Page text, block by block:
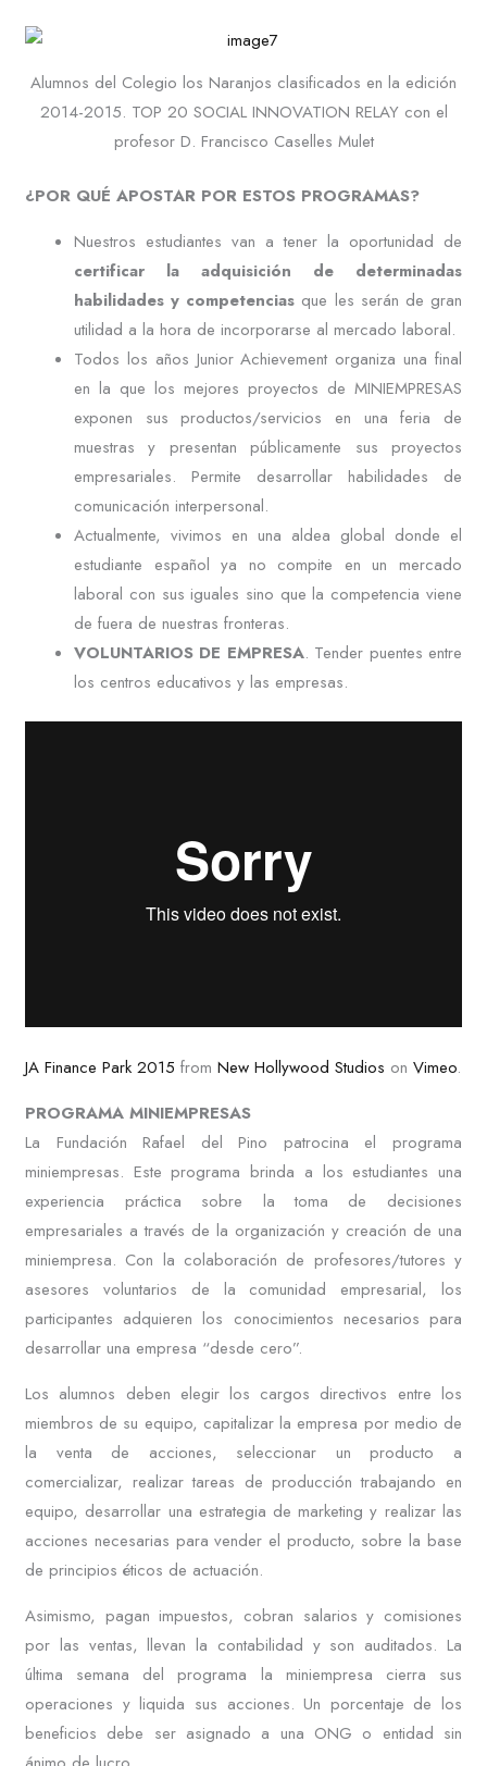
Alumnos del Colegio los Naranjos clasificados en la edición
2014-2015. TOP 20 SOCIAL INNOVATION RELAY con el
profesor D. Francisco Caselles Mulet
¿POR QUÉ APOSTAR POR ESTOS PROGRAMAS?
Nuestros estudiantes van a tener la oportunidad de
certificar la adquisición de determinadas
habilidades y competencias que les serán de gran
utilidad a la hora de incorporarse al mercado laboral.
Todos los años Junior Achievement organiza una final
en la que los mejores proyectos de MINIEMPRESAS
exponen sus productos/servicios en una feria de
muestras y presentan públicamente sus proyectos
empresariales. Permite desarrollar habilidades de
comunicación interpersonal.
Actualmente, vivimos en una aldea global donde el
estudiante español ya no compite en un mercado
laboral con sus iguales sino que la competencia viene
de fuera de nuestras fronteras.
VOLUNTARIOS DE EMPRESA. Tender puentes entre
los centros educativos y las empresas.
JA Finance Park 2015 fromNew Hollywood Studios onVimeo.
PROGRAMA MINIEMPRESAS
La Fundación Rafael del Pino patrocina el programa
miniempresas. Este programa brinda a los estudiantes una
experiencia práctica sobre la toma de decisiones
empresariales a través de la organización y creación de una
miniempresa. Con la colaboración de profesores/tutores y
asesores voluntarios de la comunidad empresarial, los
participantes adquieren los conocimientos necesarios para
desarrollar una empresa “desde cero”.
Los alumnos deben elegir los cargos directivos entre los
miembros de su equipo, capitalizar la empresa por medio de
la venta de acciones, seleccionar un producto a
comercializar, realizar tareas de producción trabajando en
equipo, desarrollar una estrategia de marketing y realizar las
acciones necesarias para vender el producto, sobre la base
de principios éticos de actuación.
Asimismo, pagan impuestos, cobran salarios y comisiones
por las ventas, llevan la contabilidad y son auditados. La
última semana del programa la miniempresa cierra sus
operaciones y liquida sus acciones. Un porcentaje de los
beneficios debe ser asignado a una ONG o entidad sin